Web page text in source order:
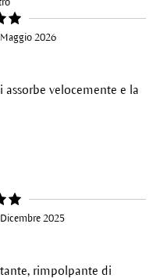
Maggio 2026
velocemente e la
Dicembre 2025
rimpolpante di